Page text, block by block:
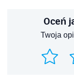
Oceń
Twoja